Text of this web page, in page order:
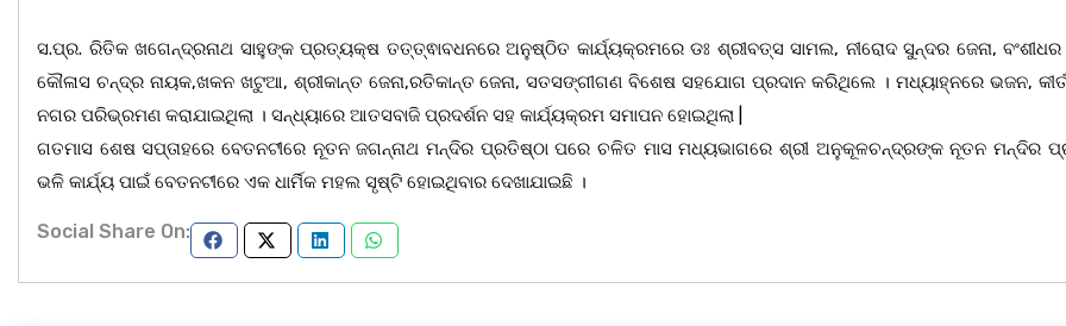
ସ.ପ୍ର. ରିତିକ ଖଗେନ୍ଦ୍ରନାଥ ସାହୁଙ୍କ ପ୍ରତ୍ୟକ୍ଷ ତତ୍ତ୍ଵାବଧନରେ ଅନୁଷ୍ଠିତ କାର୍ଯ୍ୟକ୍ରମରେ ଡଃ ଶ୍ରୀବତ୍ସ ସାମଲ, ନୀରୋଦ ସୁନ୍ଦର ଜେନା,
କୌଳାସ ଚନ୍ଦ୍ର ନାୟକ,ଖକନ ଖଟୁଆ, ଶ୍ରୀକାନ୍ତ ଜେନା,ରତିକାନ୍ତ ଜେନା, ସତସଙ୍ଗୀଗଣ ବିଶେଷ ସହଯୋଗ ପ୍ରଦାନ କରିଥିଲେ । ମଧ୍ୟାହ୍ନରେ ଭଜନ,
ନଗର ପରିଭ୍ରମଣ କରାଯାଇଥିଲା । ସନ୍ଧ୍ୟାରେ ଆତସବାଜି ପ୍ରଦର୍ଶନ ସହ କାର୍ଯ୍ୟକ୍ରମ ସମାପନ ହୋଇଥିଲା |
ଗତମାସ ଶେଷ ସପ୍ତାହରେ ବେତନଟୀରେ ନୂତନ ଜଗନ୍ନାଥ ମନ୍ଦିର ପ୍ରତିଷ୍ଠା ପରେ ଚଳିତ ମାସ ମଧ୍ୟଭାଗରେ ଶ୍ରୀ ଅନୁକୂଳଚନ୍ଦ୍ରଙ୍କ ନୂତନ ମନ୍ଦିର
ଭଳି କାର୍ଯ୍ୟ ପାଇଁ ବେତନଟୀରେ ଏକ ଧାର୍ମିକ ମହଲ ସୃଷ୍ଟି ହୋଇଥିବାର ଦେଖାଯାଇଛି ।
Social Share On: